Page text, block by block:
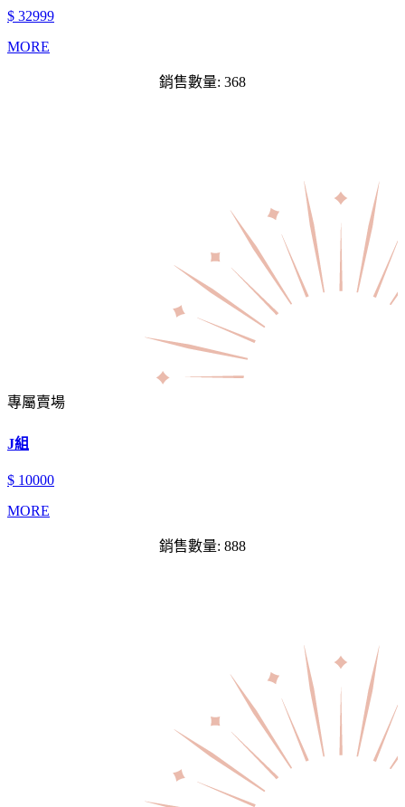
$ 32999
MORE
銷售數量: 368
專屬賣場
J組
$ 10000
MORE
銷售數量: 888